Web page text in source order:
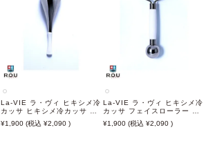
La-VIE ラ・ヴィ ヒキシメ冷
カッサ ヒキシメ冷カッサ 目
もとスプーン スノーホワイ
ト×ステンレス
1,900 2,090
La-VIE ラ・ヴィ ヒキシメ冷
カッサ フェイスローラー ス
ノーホワイト×ステンレス
1,900 2,090